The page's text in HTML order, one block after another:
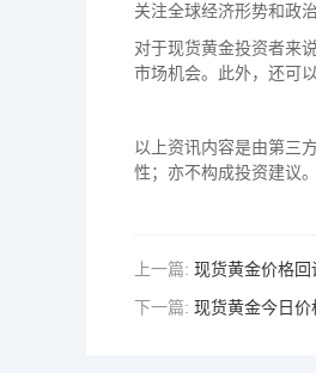
关注全球经济形势和政治
对于现货黄金投资者来
市场机会。此外，还可
以上资讯内容是由第三
性；亦不构成投资建议。
上一篇: 现货黄金价格回
下一篇: 现货黄金今日